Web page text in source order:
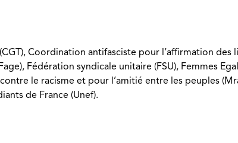
Coordination antifasciste pour l’affirmation
Fédération syndicale unitaire (FSU), Femmes
le racisme et pour l’amitié entre les peuples
de France (Unef).